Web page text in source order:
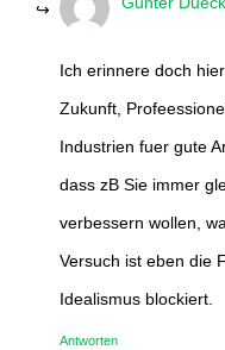
Ich erinnere doch
Zukunft,
Industrien fuer gute
dass zB Sie immer
verbessern wollen,
Versuch ist eben die
Idealismus blockiert.
Antworten